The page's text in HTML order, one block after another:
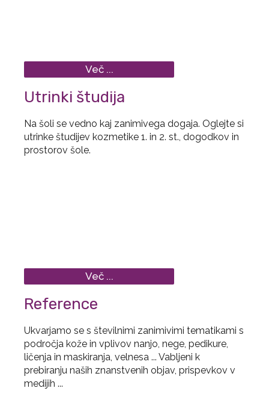
Več ...
Utrinki študija
Na šoli se vedno kaj zanimivega dogaja. Oglejte si
utrinke študijev kozmetike 1. in 2. st., dogodkov in
prostorov šole.
Več ...
Reference
Ukvarjamo se s številnimi zanimivimi tematikami s
področja kože in vplivov nanjo, nege, pedikure,
ličenja in maskiranja, velnesa ... Vabljeni k
prebiranju naših znanstvenih objav, prispevkov v
medijih ...